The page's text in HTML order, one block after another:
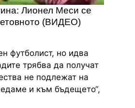
Лионел Меси се
(ВИДЕО)
футболист, но идва
трябва да получат
не подлежат на
и към бъдещето“,